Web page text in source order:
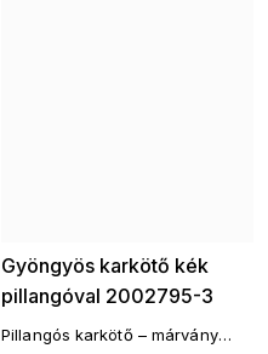
Gyöngyös karkötő kék
pillangóval 2002795-3
Pillangós karkötő – márvány